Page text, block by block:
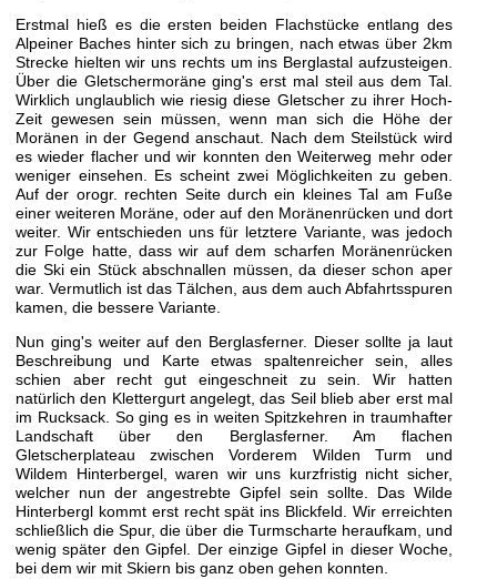
Erstmal hieß es die ersten beiden Flachstücke entlang des
Alpeiner Baches hinter sich zu bringen, nach etwas über 2km
Strecke hielten wir uns rechts um ins Berglastal aufzusteigen.
Über die Gletschermoräne ging's erst mal steil aus dem Tal.
Wirklich unglaublich wie riesig diese Gletscher zu ihrer Hoch-
Zeit gewesen sein müssen, wenn man sich die Höhe der
Moränen in der Gegend anschaut. Nach dem Steilstück wird
es wieder flacher und wir konnten den Weiterweg mehr oder
weniger einsehen. Es scheint zwei Möglichkeiten zu geben.
Auf der orogr. rechten Seite durch ein kleines Tal am Fuße
einer weiteren Moräne, oder auf den Moränenrücken und dort
weiter. Wir entschieden uns für letztere Variante, was jedoch
zur Folge hatte, dass wir auf dem scharfen Moränenrücken
die Ski ein Stück abschnallen müssen, da dieser schon aper
war. Vermutlich ist das Tälchen, aus dem auch Abfahrtsspuren
kamen, die bessere Variante.
Nun ging's weiter auf den Berglasferner. Dieser sollte ja laut
Beschreibung und Karte etwas spaltenreicher sein, alles
schien aber recht gut eingeschneit zu sein. Wir hatten
natürlich den Klettergurt angelegt, das Seil blieb aber erst mal
im Rucksack. So ging es in weiten Spitzkehren in traumhafter
Landschaft über den Berglasferner. Am flachen
Gletscherplateau zwischen Vorderem Wilden Turm und
Wildem Hinterbergel, waren wir uns kurzfristig nicht sicher,
welcher nun der angestrebte Gipfel sein sollte. Das Wilde
Hinterbergl kommt erst recht spät ins Blickfeld. Wir erreichten
schließlich die Spur, die über die Turmscharte heraufkam, und
wenig später den Gipfel. Der einzige Gipfel in dieser Woche,
bei dem wir mit Skiern bis ganz oben gehen konnten.